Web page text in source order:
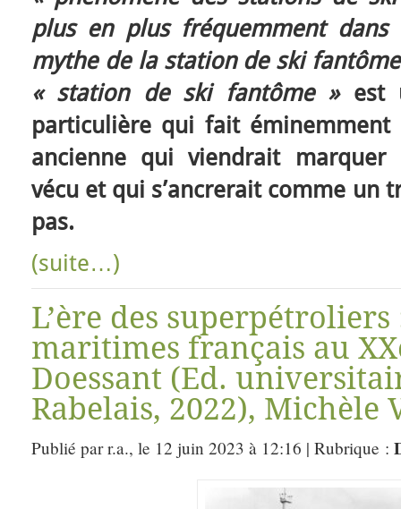
plus en plus fréquemment
mythe de la station de ski
« station de ski fantôme »est
particulière qui fait éminemment
ancienne qui viendrait marquer
vécu et qui s’ancrerait comme un
pas.
(suite…)
L’ère des
maritimes français au
Doessant (Ed.
Rabelais, 2022), Michèle
Publié par r.a., le 12 juin 2023 à 12:16 | Rubrique :